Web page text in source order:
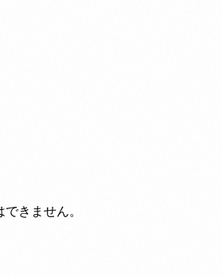
きません。